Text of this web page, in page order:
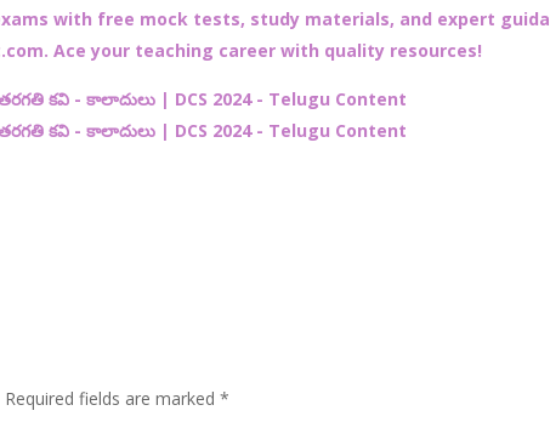
Required fields are marked*